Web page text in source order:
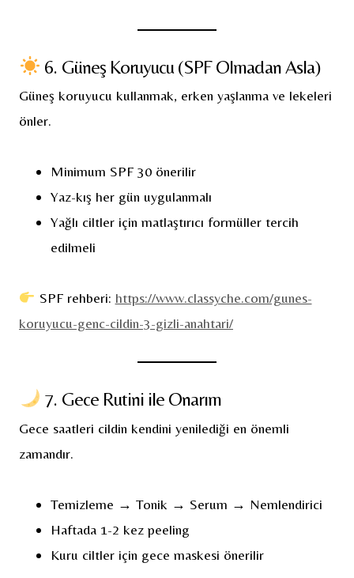
6. Güneş Koruyucu (SPF Olmadan Asla)
Güneş koruyucu kullanmak, erken yaşlanma ve lekeleri
önler.
Minimum SPF 30 önerilir
Yaz-kış her gün uygulanmalı
Yağlı ciltler için matlaştırıcı formüller tercih
edilmeli
SPF rehberi: https://www.classyche.com/gunes-
koruyucu-genc-cildin-3-gizli-anahtari/
7. Gece Rutini ile Onarım
Gece saatleri cildin kendini yenilediği en önemli
zamandır.
Temizleme → Tonik → Serum → Nemlendirici
Haftada 1-2 kez peeling
Kuru ciltler için gece maskesi önerilir